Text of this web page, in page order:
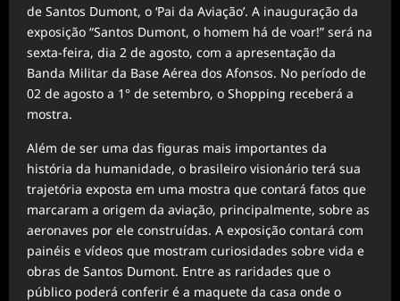
de Santos Dumont, o ‘Pai da Aviação’. A inauguração da
exposição “Santos Dumont, o homem há de voar!” será na
sexta-feira, dia 2 de agosto, com a apresentação da
Banda Militar da Base Aérea dos Afonsos. No período de
02 de agosto a 1° de setembro, o Shopping receberá a
mostra.
Além de ser uma das figuras mais importantes da
história da humanidade, o brasileiro visionário terá sua
trajetória exposta em uma mostra que contará fatos que
marcaram a origem da aviação, principalmente, sobre as
aeronaves por ele construídas. A exposição contará com
painéis e vídeos que mostram curiosidades sobre vida e
obras de Santos Dumont. Entre as raridades que o
público poderá conferir é a maquete da casa onde o